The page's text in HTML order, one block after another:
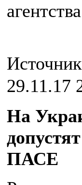
29.11.17
На
ПАСЕ